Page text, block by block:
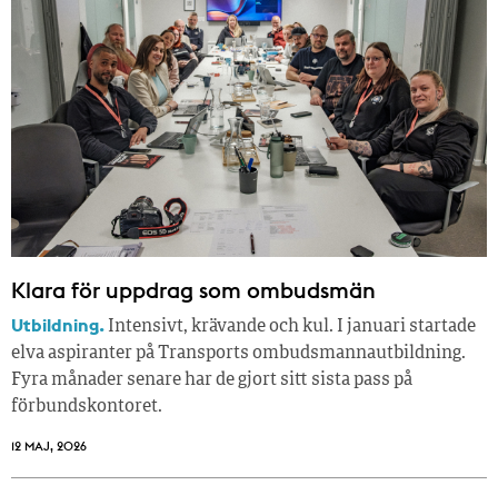
Klara för uppdrag som ombudsmän
Utbildning. Intensivt, krävande och kul. I januari startade
elva aspiranter på Transports ombudsmannautbildning.
Fyra månader senare har de gjort sitt sista pass på
förbundskontoret.
12 MAJ, 2026